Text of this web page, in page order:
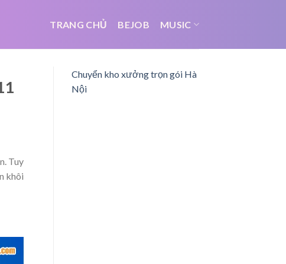
TRANG CHỦ BEJOB MUSIC
Tuy
khôi
Chuyển kho xưởng trọn gói Hà
Nội